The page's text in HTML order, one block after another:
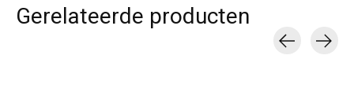
Gerelateerde producten